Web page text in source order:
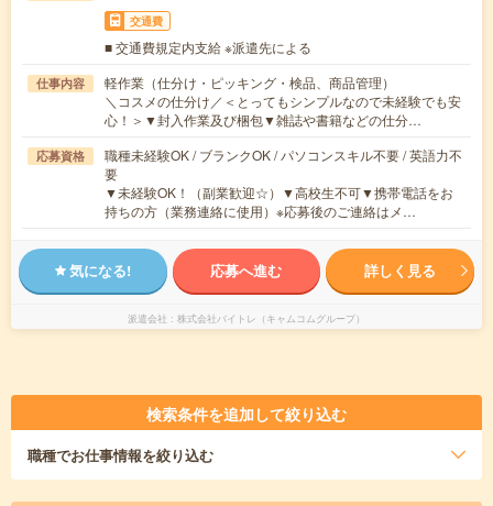
交通費
■ 交通費規定内支給 ※派遣先による
仕事内容
軽作業（仕分け・ピッキング・検品、商品管理）
＼コスメの仕分け／＜とってもシンプルなので未経験でも安
心！＞▼封入作業及び梱包▼雑誌や書籍などの仕分…
応募資格
職種未経験OK / ブランクOK / パソコンスキル不要 / 英語力不
要
▼未経験OK！（副業歓迎☆）▼高校生不可▼携帯電話をお
持ちの方（業務連絡に使用）※応募後のご連絡はメ…
気になる! 応募へ進む 詳しく見る
派遣会社 株式会社バイトレ（キャムコムグループ）
検索条件を追加して絞り込む
職種でお仕事情報を絞り込む